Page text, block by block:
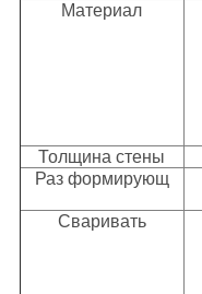
Материал
Толщина стены
Раз формирующ
Сваривать